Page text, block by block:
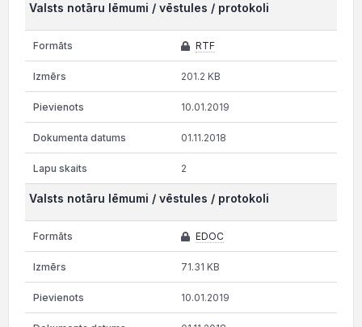
Valsts notāru lēmumi / vēstules / protokoli
RTF
201.2 KB
10.01.2019
01.11.2018
2
Valsts notāru lēmumi / vēstules / protokoli
EDOC
71.31 KB
10.01.2019